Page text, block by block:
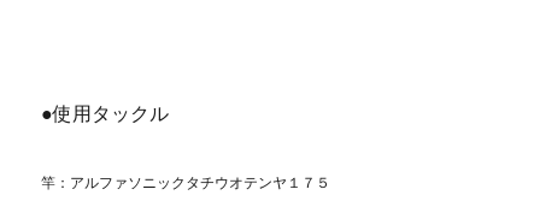
●使用タックル
竿：アルファソニックタチウオテンヤ１７５